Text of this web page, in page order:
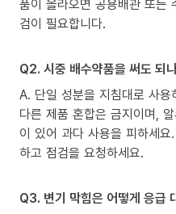
품이 올라오면 공용배관 또는
검이 필요합니다.
Q2. 시중 배수약품을 써도 되
A. 단일 성분을 지침대로 사
다른 제품 혼합은 금지이며,
이 있어 과다 사용을 피하세
하고 점검을 요청하세요.
Q3. 변기 막힘은 어떻게 응급